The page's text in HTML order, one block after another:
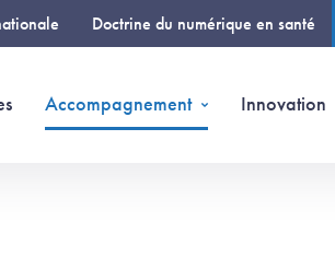
Doctrine du numérique en santé
Accompagnement Innovation